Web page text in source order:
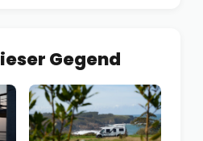
Gegend